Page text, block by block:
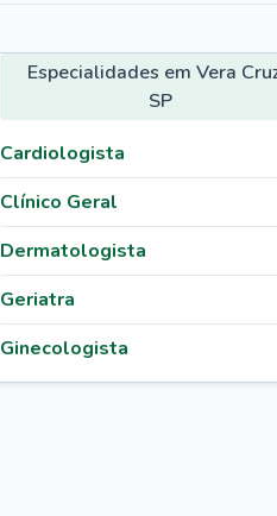
Especialidades em Vera
SP
Cardiologista
Clínico Geral
Dermatologista
Geriatra
Ginecologista